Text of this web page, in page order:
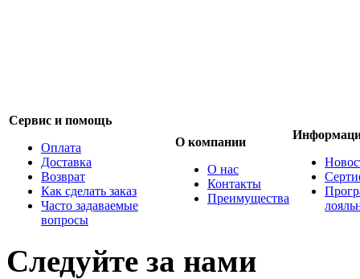
Сервис и помощь
Оплата
Доставка
Возврат
Как сделать заказ
Часто задаваемые
вопросы
О компании
О нас
Контакты
Преимущества
Следуйте за нами